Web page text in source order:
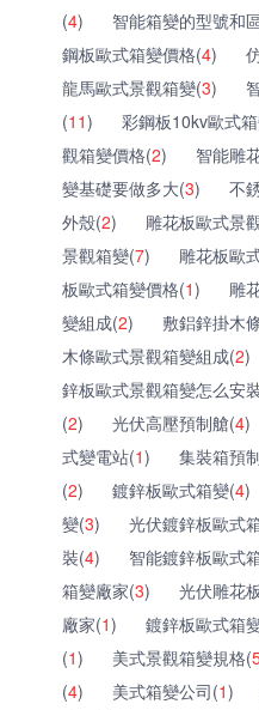
(4) 智能箱變的型號和
鋼板歐式箱變價格(4)
龍馬歐式景觀箱變(3)
(11) 彩鋼板10kv歐式
觀箱變價格(2) 智能雕
變基礎要做多大(3) 不
外殼(2) 雕花板歐式景
景觀箱變(7) 雕花板歐
板歐式箱變價格(1) 雕
變組成(2) 敷鋁鋅掛木
木條歐式景觀箱變組成(2)
鋅板歐式景觀箱變怎么安
(2) 光伏高壓預制艙(4)
式變電站(1) 集裝箱預
(2) 鍍鋅板歐式箱變(4)
變(3) 光伏鍍鋅板歐式
裝(4) 智能鍍鋅板歐式
箱變廠家(3) 光伏雕花
廠家(1) 鍍鋅板歐式箱
(1) 美式景觀箱變規格(
(4) 美式箱變公司(1)